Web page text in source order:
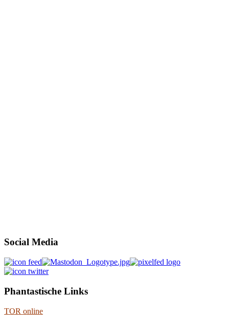
Social Media
Phantastische Links
TOR online